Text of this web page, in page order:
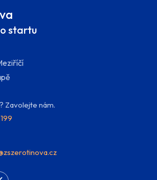
startu
Zavolejte nám.